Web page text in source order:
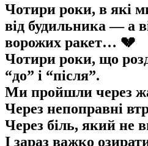
Чотири роки, в які
від будильника — а
ворожих ракет… 💔
Чотири роки, що
“до” і “після”.
Ми пройшли через
Через непоправні
Через біль, який не
І зараз важко